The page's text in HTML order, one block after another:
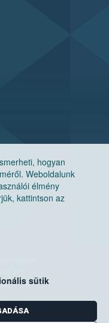
hogyan
Weboldalunk
élmény
kattintson az
sütik
Hivatal
Pf. 30.